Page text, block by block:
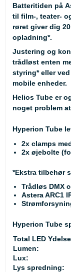
Batteritiden på
til film-, teater-
røret giver dig
opladning*.
Justering og
trådløst enten
styring*eller ved
mobile enheder.
Helios Tube er
noget problem
Hyperion Tube
2x clamps
2x øjebolte
*Ekstra tilbehør
Trådløs DMX
Astera ARC1
Hyperion Tube
Total LED
Lumen:
Lux:
Lys spredning: